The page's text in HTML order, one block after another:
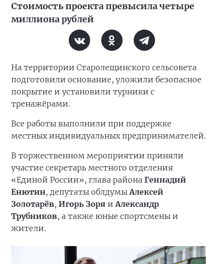
Стоимость проекта превысила четыре
миллиона рублей
На территории Старолещинского сельсовета
подготовили основание, уложили безопасное
покрытие и установили турники с
тренажёрами.
Все работы выполнили при поддержке
местных индивидуальных предпринимателей.
В торжественном мероприятии приняли
участие секретарь местного отделения
«Единой России», глава района Геннадий
Енютин, депутаты облдумыАлексей
Золотарёв, Игорь Зоря иАлександр
Трубников, а также юные спортсмены и
жители.